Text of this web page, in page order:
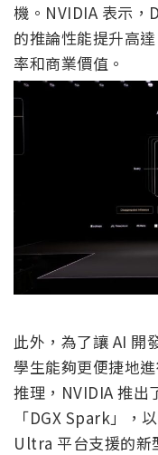
機。NVIDIA 表示，
的推論性能提升高
率和商業價值。
此外，為了讓 AI 開
學生能夠更便捷地
推理，NVIDIA 推出
「DGX Spark」，
Ultra 平台支援的新